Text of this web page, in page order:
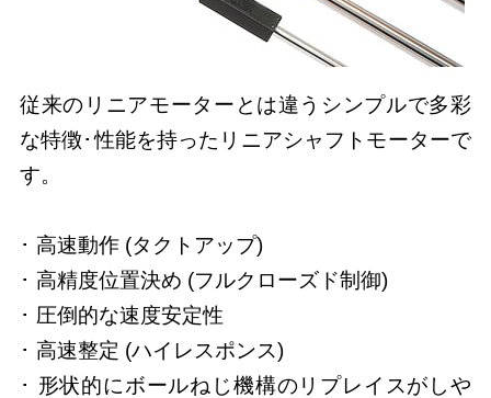
従来のリニアモーターとは違うシンプルで多彩
な特徴･性能を持ったリニアシャフトモーターで
す。
･ 高速動作 (タクトアップ)
･ 高精度位置決め (フルクローズド制御)
･ 圧倒的な速度安定性
･ 高速整定 (ハイレスポンス)
･ 形状的にボールねじ機構のリプレイスがしや